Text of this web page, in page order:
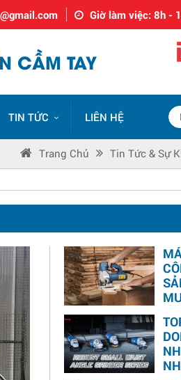
Giờ làm việc: 8h -
CẦM TAY
TIN TỨC LIÊN HỆ
Trang Chủ Tin Tức & Sự